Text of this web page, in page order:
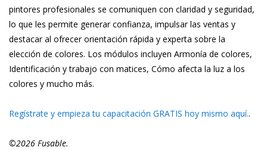
pintores profesionales se comuniquen con claridad y seguridad,
lo que les permite generar confianza, impulsar las ventas y
destacar al ofrecer orientación rápida y experta sobre la
elección de colores. Los módulos incluyen Armonía de colores,
Identificación y trabajo con matices, Cómo afecta la luz a los
colores y mucho más.
Regístrate y empieza tu capacitación GRATIS hoy mismo aquí..
©2026 Fusable.